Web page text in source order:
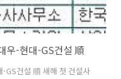
우-현대-GS건설 順
GS건설 順 새해 첫 건설사